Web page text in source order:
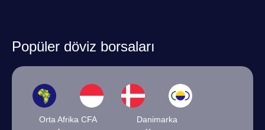
Popüler döviz borsaları
Orta Afrika CFA
Danimarka